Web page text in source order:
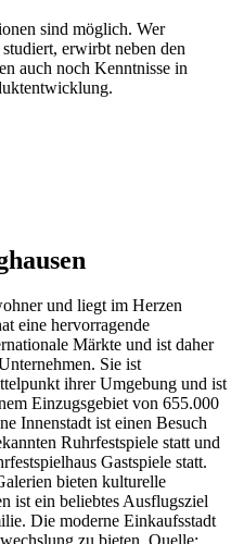
sind möglich. Wer
studiert, erwirbt neben den
auch noch Kenntnisse in
und liegt im Herzen
eine hervorragende
Märkte und ist daher
Sie ist
ihrer Umgebung und ist
Einzugsgebiet von 655.000
Innenstadt ist einen Besuch
Ruhrfestspiele statt und
Gastspiele statt.
bieten kulturelle
ist ein beliebtes Ausflugsziel
Die moderne Einkaufsstadt